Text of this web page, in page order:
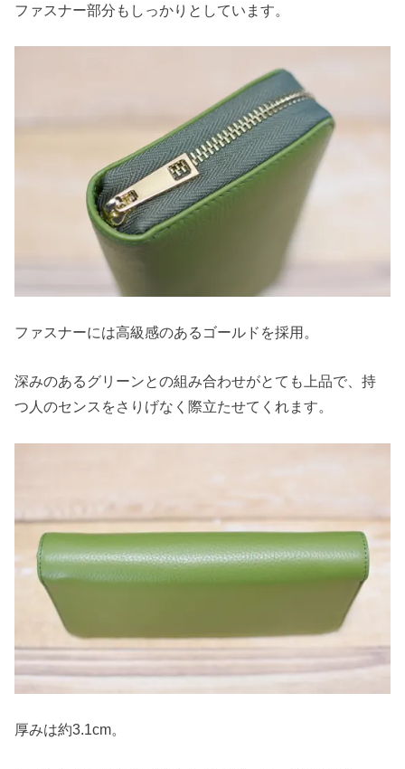
ファスナー部分もしっかりとしています。
ファスナーには高級感のあるゴールドを採用。
深みのあるグリーンとの組み合わせがとても上品で、持
つ人のセンスをさりげなく際立たせてくれます。
厚みは約3.1cm。